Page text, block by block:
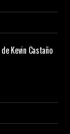
Kevin Castaño